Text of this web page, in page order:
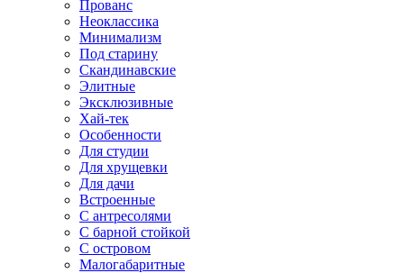
Прованс
Неоклассика
Минимализм
Под старину
Скандинавские
Элитные
Эксклюзивные
Хай-тек
Особенности
Для студии
Для хрущевки
Для дачи
Встроенные
С антресолями
С барной стойкой
С островом
Малогабаритные